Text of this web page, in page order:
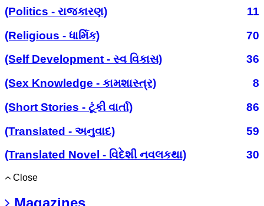
(Politics - રાજકારણ)
11
(Religious - ધાર્મિક)
70
(Self Development - સ્વ વિકાસ)
36
(Sex Knowledge - કામશાસ્ત્ર)
8
(Short Stories - ટૂંકી વાર્તા)
86
(Translated - અનુવાદ)
59
(Translated Novel - વિદેશી નવલકથા)
30
Close
Magazines